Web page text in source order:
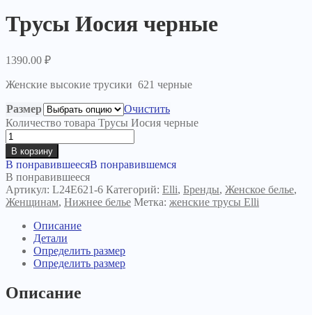
Трусы Иосия черные
1390.00 ₽
Женские высокие трусики 621 черные
Размер
Очистить
Количество товара Трусы Иосия черные
В корзину
В понравившеесяВ понравившемся
В понравившееся
Артикул: L24E621-6 Категорий: Elli, Бренды, Женское белье,
Женщинам, Нижнее белье Метка: женские трусы Elli
Описание
Детали
Определить размер
Определить размер
Описание